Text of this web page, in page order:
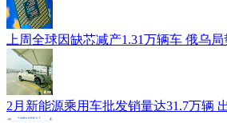
上周全球因缺芯减产1.31万辆车 俄乌
2月新能源乘用车批发销量达31.7万辆